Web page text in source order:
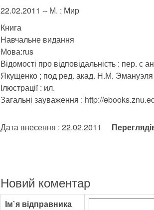
22.02.2011 -- М. : Мир
Книга
Навчальне видання
Мова:rus
Відомості про відповідальність : пер.
Якущенко ; под ред. акад. Н.М. Эмануэля
Ілюстрації : ил.
Загальні зауваження : http://
Дата внесення : 22.02.2011
Новий коментар
Ім`я відправника